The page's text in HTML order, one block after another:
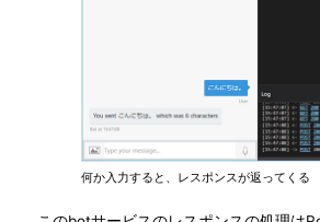
何か入力すると、レスポンスが返ってくる